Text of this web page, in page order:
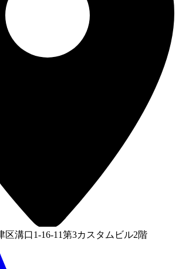
区溝口1-16-11第3カスタムビル2階